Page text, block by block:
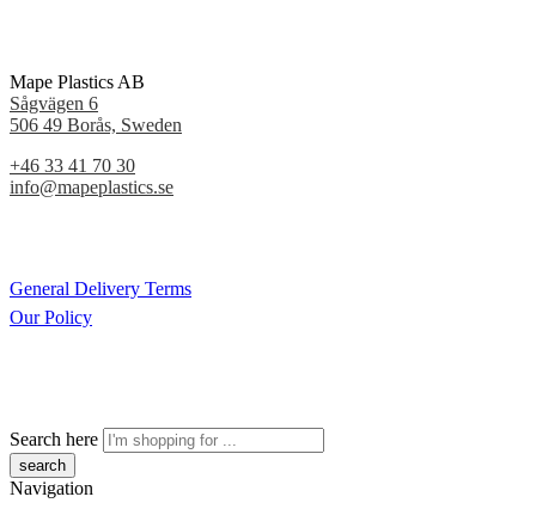
Mape Plastics AB
Sågvägen 6
506 49 Borås, Sweden
+46 33 41 70 30
info@mapeplastics.se
General Delivery Terms
Our Policy
Search here
Navigation